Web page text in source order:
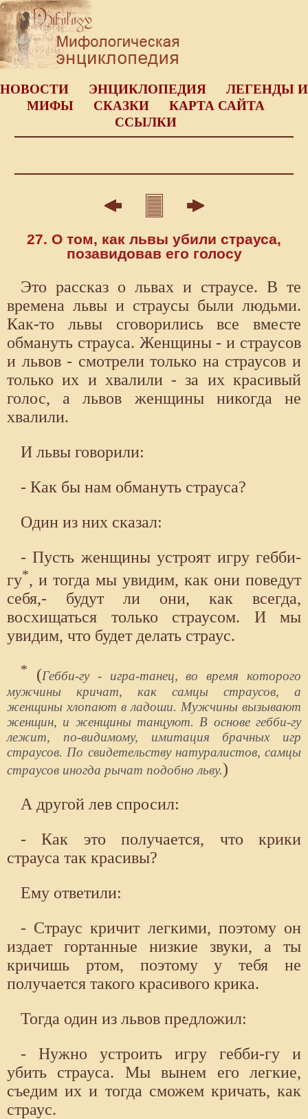
НОВОСТИ ЭНЦИКЛОПЕДИЯ
ЛЕГЕНДЫ И
МИФЫ
СКАЗКИ
КАРТА САЙТА
ССЫЛКИ
27. О том, как львы убили страуса,
позавидовав его голосу
Это рассказ о львах и страусе. В те
времена львы и страусы были людьми.
Как-то львы сговорились все вместе
обмануть страуса. Женщины - и страусов
и львов - смотрели только на страусов и
только их и хвалили - за их красивый
голос, а львов женщины никогда не
хвалили.
И львы говорили:
- Как бы нам обмануть страуса?
Один из них сказал:
- Пусть женщины устроят игру гебби-
гу*, и тогда мы увидим, как они поведут
себя,- будут ли они, как всегда,
восхищаться только страусом. И мы
увидим, что будет делать страус.
* (Гебби-гу - игра-танец, во время которого
мужчины кричат, как самцы страусов, а
женщины хлопают в ладоши. Мужчины вызывают
женщин, и женщины танцуют. В основе гебби-гу
лежит, по-видимому, имитация брачных игр
страусов. По свидетельству натуралистов, самцы
страусов иногда рычат подобно льву.)
А другой лев спросил:
- Как это получается, что крики
страуса так красивы?
Ему ответили:
- Страус кричит легкими, поэтому он
издает гортанные низкие звуки, а ты
кричишь ртом, поэтому у тебя не
получается такого красивого крика.
Тогда один из львов предложил:
- Нужно устроить игру гебби-гу и
убить страуса. Мы вынем его легкие,
съедим их и тогда сможем кричать, как
страус.